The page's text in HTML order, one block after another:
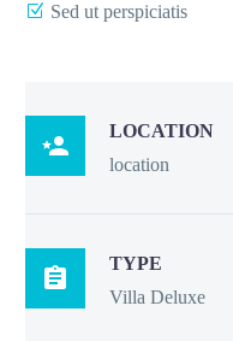
Sed ut perspiciatis

LOCATION
location

TYPE
Villa Deluxe